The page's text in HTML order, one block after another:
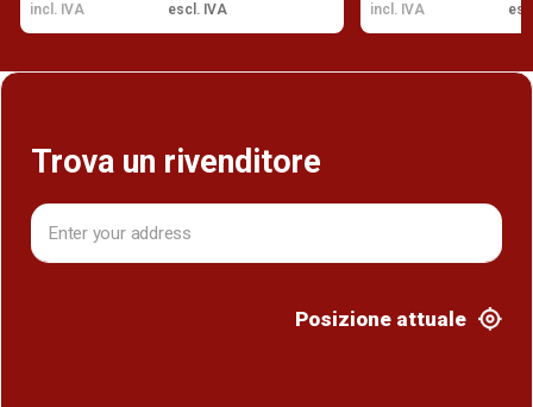
escl. IVA
incl. IVA incl. IVA
Trova un rivenditore
Posizione attuale